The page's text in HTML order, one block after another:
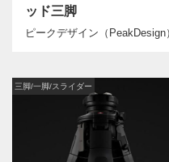
ッド三脚
ピークデザイン（PeakDesign
三脚/一脚/スライダー